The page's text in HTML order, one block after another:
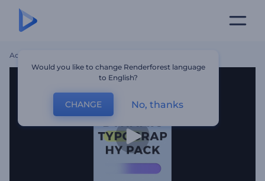
Accueil
Would you like to change Renderforest language
to English?
CHANGE No, thanks